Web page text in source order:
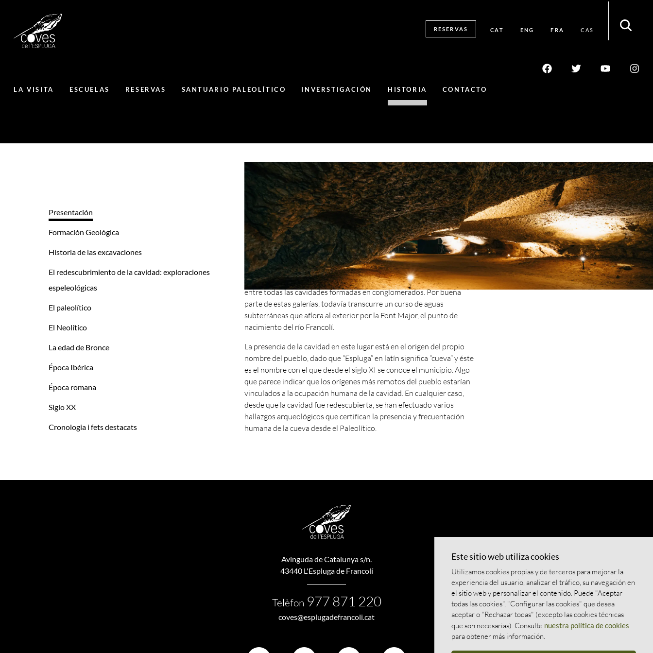
RESERVAS CAT ENG FRA CAS
LA VISITA ESCUELAS RESERVAS SANTUARIO PALEOLÍTICO INVERSTIGACIÓN HISTORIA CONTACTO
Presentación
Formación Geológica
Historia de las excavaciones
El redescubrimiento de la cavidad: exploraciones
espeleológicas
El paleolítico
El Neolítico
La edad de Bronce
Época Ibérica
Época romana
Siglo XX
Cronologia i fets destacats
Las Cuevas de l’Espluga integran lo que hoy conocemos como dos
cavidades o cuevas diferenciadas (la Cueva de la Villa y la Cueva de la
Font Major), si bien en un origen ambas galerías formaban parte de
una única y extensa cavidad que transcurre justo por el subsuelo del
actual casco urbano del municipio. Las exploraciones espeleológicas
realizadas a partir de 1956 han permitido recorrer y topografiar hasta
el momento 3600 metros de galerías. Esto hace que esta cueva
alcance el estándar internacional de “Gran Cavidad” y que por sus
dimensiones se convierta en la séptima cueva más larga del mundo, de
entre todas las cavidades formadas en conglomerados. Por buena
parte de estas galerías, todavía transcurre un curso de aguas
subterráneas que aflora al exterior por la Font Major, el punto de
nacimiento del río Francolí.
La presencia de la cavidad en este lugar está en el origen del propio
nombre del pueblo, dado que “Espluga” en latín significa “cueva” y éste
es el nombre con el que desde el siglo XI se conoce el municipio. Algo
que parece indicar que los orígenes más remotos del pueblo estarían
vinculados a la ocupación humana de la cavidad. En cualquier caso,
desde que la cavidad fue redescubierta, se han efectuado varios
hallazgos arqueológicos que certifican la presencia y frecuentación
humana de la cueva desde el Paleolítico.
“Espluga” en latín
significa “cueva” y, éste
es el nombre con el que
desde el siglo XI se
conoce el municipio.
Avinguda de Catalunya s/n.
43440 L'Espluga de Francolí
Telèfon 977 871 220
coves@esplugadefrancoli.cat
Este sitio web utiliza cookies
Utilizamos cookies propias y de terceros para mejorar la
experiencia del usuario, analizar el tráfico, su navegación en
el sitio web y personalizar el contenido. Puede "Aceptar
todas las cookies", "Configurar las cookies" que desea
aceptar o "Rechazar todas" (excepto las cookies técnicas
que son necesarias). Consulte nuestra política de cookies
para obtener más información.